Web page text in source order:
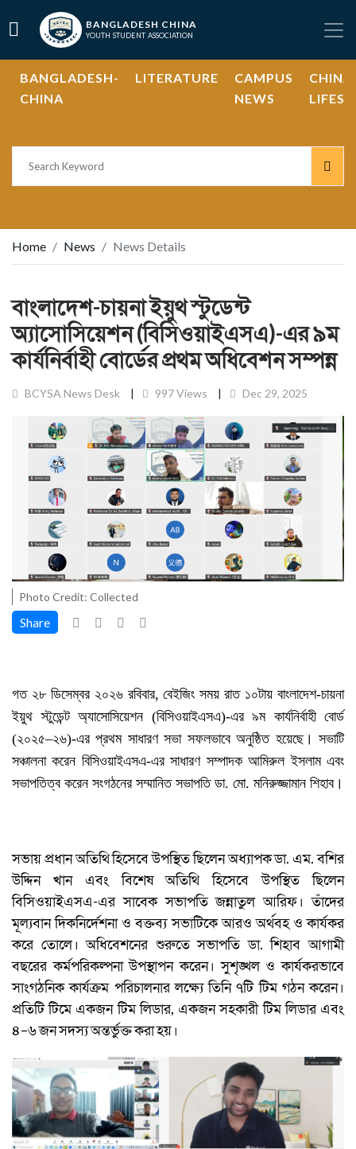
BANGLADESH CHINA
YOUTH STUDENT ASSOCIATION
BANGLADESH-
CHINA
LITERATURE
CAMPUS
NEWS
CHINA
Home News News Details
বাংলাদেশ-চায়না ইয়ুথ স্টুডেন্ট
অ্যাসোসিয়েশন (বিসিওয়াইএসএ)-এর ৯ম
কার্যনির্বাহী বোর্ডের প্রথম অধিবেশন সম্পন্ন
BCYSA News Desk 997 Views Dec 29, 2025
Photo Credit: Collected
Share
গত ২৮ ডিসেম্বর ২০২৬ রবিবার, বেইজিং সময় রাত ১০টায় বাংলাদেশ-চায়না
ইয়ুথ স্টুডেন্ট অ্যাসোসিয়েশন (বিসিওয়াইএসএ)-এর ৯ম কার্যনির্বাহী বোর্ড
(২০২৫–২৬)-এর প্রথম সাধারণ সভা সফলভাবে অনুষ্ঠিত হয়েছে। সভাটি
সঞ্চালনা করেন বিসিওয়াইএসএ-এর সাধারণ সম্পাদক আমিরুল ইসলাম এবং
সভাপতিত্ব করেন সংগঠনের সম্মানিত সভাপতি ডা. মো. মনিরুজ্জামান শিহাব।
সভায় প্রধান অতিথি হিসেবে উপস্থিত ছিলেন অধ্যাপক ডা. এম. বশির
উদ্দিন খান এবং বিশেষ অতিথি হিসেবে উপস্থিত ছিলেন
বিসিওয়াইএসএ-এর সাবেক সভাপতি জন্নাতুল আরিফ। তাঁদের
মূল্যবান দিকনির্দেশনা ও বক্তব্য সভাটিকে আরও অর্থবহ ও কার্যকর
করে তোলে। অধিবেশনের শুরুতে সভাপতি ডা. শিহাব আগামী
বছরের কর্মপরিকল্পনা উপস্থাপন করেন। সুশৃঙ্খল ও কার্যকরভাবে
সাংগঠনিক কার্যক্রম পরিচালনার লক্ষ্যে তিনি ৭টি টিম গঠন করেন।
প্রতিটি টিমে একজন টিম লিডার, একজন সহকারী টিম লিডার এবং
৪–৬ জন সদস্য অন্তর্ভুক্ত করা হয়।